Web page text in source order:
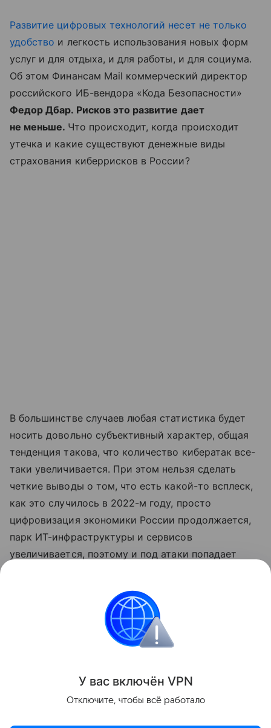
Развитие цифровых технологий несет не только
удобство и легкость использования новых форм
услуг и для отдыха, и для работы, и для социума.
Об этом Финансам Mail коммерческий директор
российского ИБ-вендора «Кода Безопасности»
Федор Дбар. Рисков это развитие дает
не меньше. Что происходит, когда происходит
утечка и какие существуют денежные виды
страхования киберрисков в России?
В большинстве случаев любая статистика будет
носить довольно субъективный характер, общая
тенденция такова, что количество кибератак все-
таки увеличивается. При этом нельзя сделать
четкие выводы о том, что есть какой-то всплеск,
как это случилось в 2022-м году, просто
цифровизация экономики России продолжается,
парк ИТ-инфраструктуры и сервисов
увеличивается, поэтому и под атаки попадает
«Данная информация носит исключительно
информационный (ознакомительный) характер
и не является индивидуальной инвестиционной
У вас включён VPN
Отключите, чтобы всё работало